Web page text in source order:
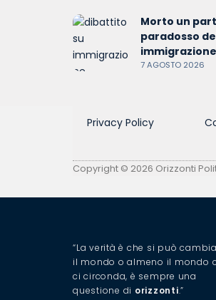
Morto un
paradosso
7 AGOSTO 2026
Privacy Policy
Copyright © 2026 Orizzonti
“La verità è che si può
il mondo o almeno il mondo
ci circonda, è sempre una
questione di orizzonti.”